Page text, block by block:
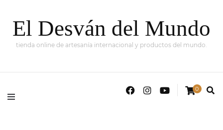
El Desván del Mundo
tienda online de artesanía internacional y productos del mundo.
0